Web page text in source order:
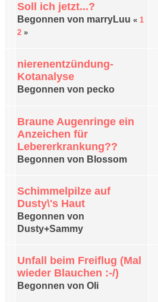
Soll ich jetzt...?
Begonnen von marryLuu « 1
2 »
nierenentzündung-
Kotanalyse
Begonnen von pecko
Braune Augenringe ein
Anzeichen für
Lebererkrankung??
Begonnen von Blossom
Schimmelpilze auf
Dusty\'s Haut
Begonnen von
Dusty+Sammy
Unfall beim Freiflug (Mal
wieder Blauchen :-/)
Begonnen von Oli